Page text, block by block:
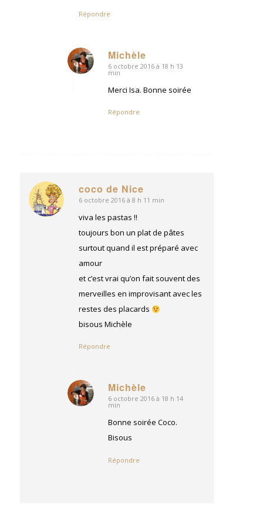
Répondre
Michèle
dit
6 octobre 2016 à 18 h 13
min
Merci Isa. Bonne soirée
Répondre
coco de Nice
dit
:
6 octobre 2016 à 8 h 11 min
viva les pastas !!
toujours bon un plat de pâtes
surtout quand il est préparé avec
amour
et c’est vrai qu’on fait souvent des
merveilles en improvisant avec les
restes des placards
bisous Michèle
Répondre
Michèle
dit
6 octobre 2016 à 18 h 14
min
Bonne soirée Coco.
Bisous
Répondre